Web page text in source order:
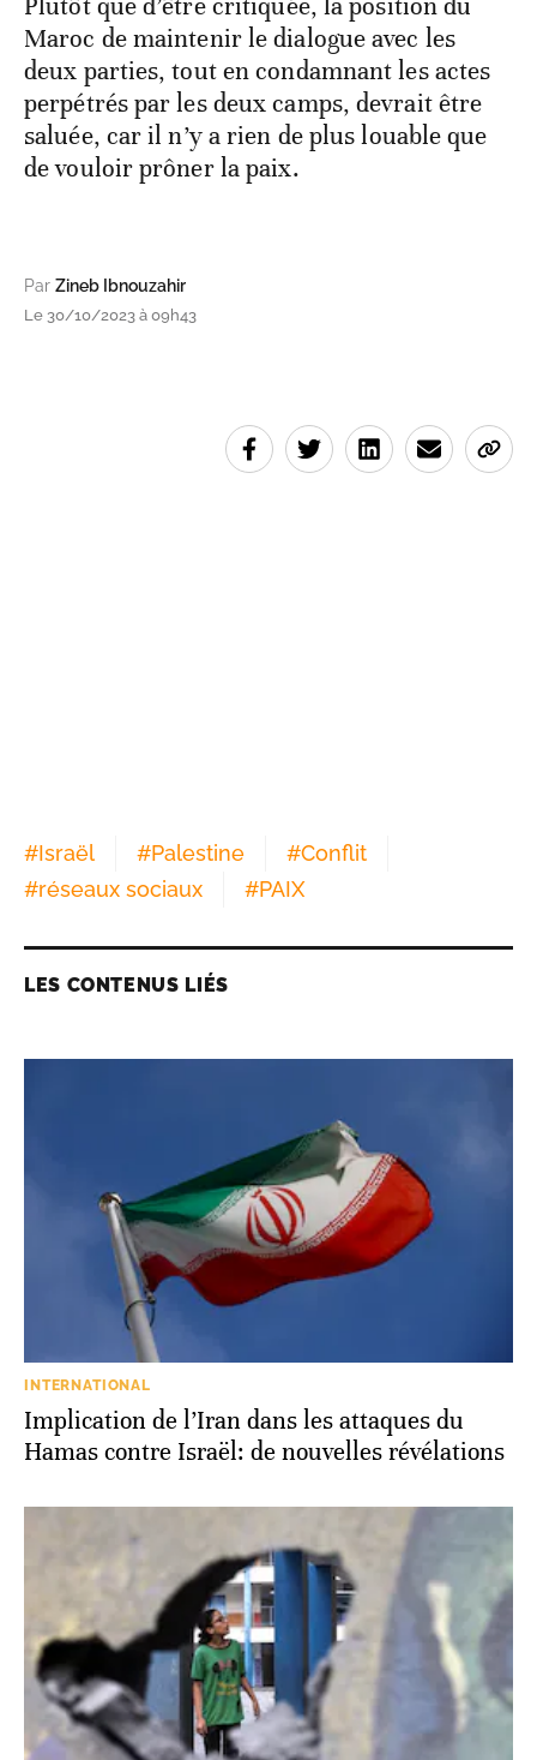
Plutôt que d’être critiquée, la position du
Maroc de maintenir le dialogue avec les
deux parties, tout en condamnant les actes
perpétrés par les deux camps, devrait être
saluée, car il n’y a rien de plus louable que
de vouloir prôner la paix.
Par Zineb Ibnouzahir
Le 30/10/2023 à 09h43
#Israël #Palestine #Conflit
#réseaux sociaux #PAIX
LES CONTENUS LIÉS
INTERNATIONAL
Implication de l’Iran dans les attaques du
Hamas contre Israël: de nouvelles révélations